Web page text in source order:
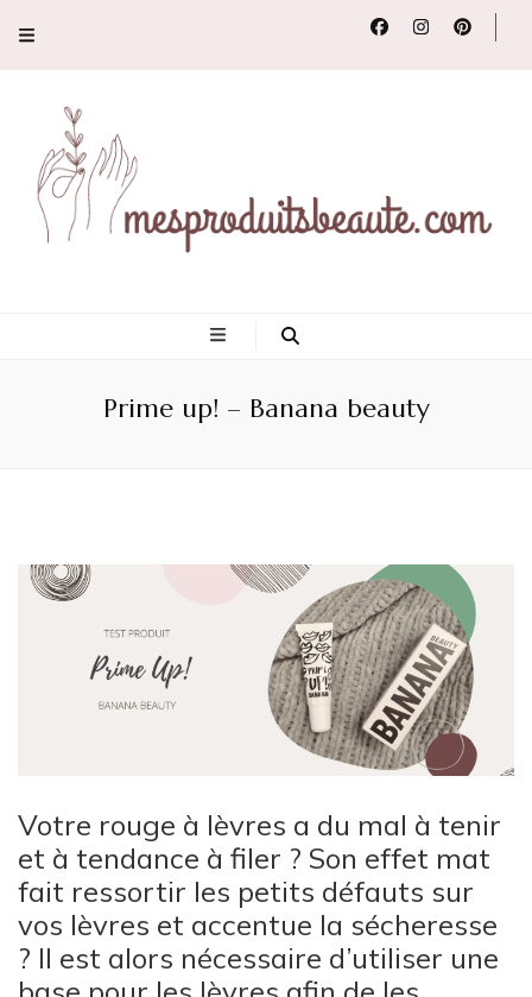
et revues de
produits beauté
Prime up! – Banana beauty
Votre rouge à lèvres a du mal à tenir
et à tendance à filer ? Son effet mat
fait ressortir les petits défauts sur
vos lèvres et accentue la sécheresse
? Il est alors nécessaire d’utiliser une